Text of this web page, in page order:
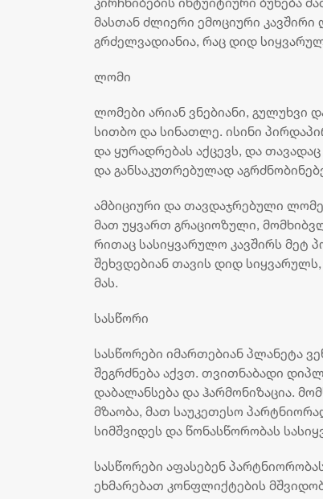
მასთან ძლიერი ემოციური კავშირი
გრძელვადიანია, რაც დიდ
ლომი
ლომები არიან ვნებიანი,
სითბო და სინათლე. ისინი
და ყურადრებას აქცევს, და
და განსაკუთრებულად
ამბიციური და თავდაჯრებული
მათ უყვართ გრაციოზული,
რითაც სასიყვარულო კავშირს მეტ
შეხვდებიან თავის დიდ
მას.
სასწორი
სასწორები იმართებიან პლანეტა
შეგრძნება აქვთ. თვითნაბადი
დაბალანსება და ჰარმონიზაცია.
მზაობა, მათ საუკეთესო
სიმშვიდეს და წონასწორობას
სასწორები აფასებენ
ეხმარებათ კონფლიქტების